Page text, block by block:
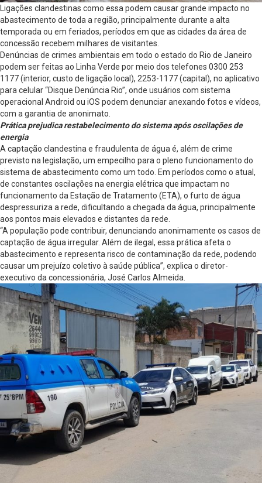
Ligações clandestinas como essa podem causar grande impacto no
abastecimento de toda a região, principalmente durante a alta
temporada ou em feriados, períodos em que as cidades da área de
concessão recebem milhares de visitantes.
Denúncias de crimes ambientais em todo o estado do Rio de Janeiro
podem ser feitas ao Linha Verde por meio dos telefones 0300 253
1177 (interior, custo de ligação local), 2253-1177 (capital), no aplicativo
para celular “Disque Denúncia Rio”, onde usuários com sistema
operacional Android ou iOS podem denunciar anexando fotos e vídeos,
com a garantia de anonimato.
Prática prejudica restabelecimento do sistema após oscilações de
energia
A captação clandestina e fraudulenta de água é, além de crime
previsto na legislação, um empecilho para o pleno funcionamento do
sistema de abastecimento como um todo. Em períodos como o atual,
de constantes oscilações na energia elétrica que impactam no
funcionamento da Estação de Tratamento (ETA), o furto de água
despressuriza a rede, dificultando a chegada da água, principalmente
aos pontos mais elevados e distantes da rede.
“A população pode contribuir, denunciando anonimamente os casos de
captação de água irregular. Além de ilegal, essa prática afeta o
abastecimento e representa risco de contaminação da rede, podendo
causar um prejuízo coletivo à saúde pública”, explica o diretor-
executivo da concessionária, José Carlos Almeida.